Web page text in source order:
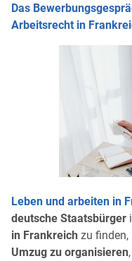
Das
Arbeitsrecht in
Leben und arbeiten in
deutsche Staatsbürger
in Frankreich zu
Umzug zu organisieren